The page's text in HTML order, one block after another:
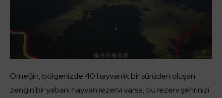
Örneğin, bölgenizde 40 hayvanlık bir sürüden oluşan
zengin bir yabani hayvan rezervi varsa, bu rezerv şehrinizi